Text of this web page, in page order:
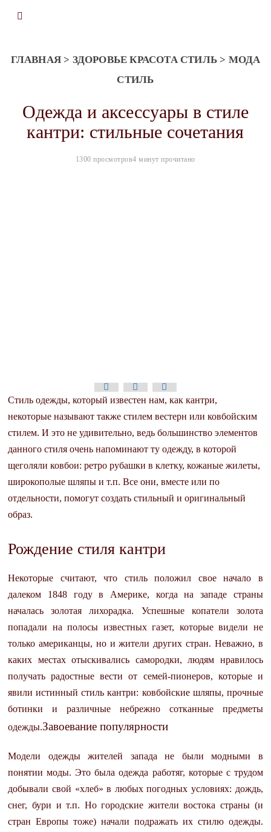
ГЛАВНАЯ> ЗДОРОВЬЕ КРАСОТА СТИЛЬ> МОДА
СТИЛЬ
Одежда и аксессуары в стиле
кантри: стильные сочетания
1300 просмотров4 минут прочитано
Стиль одежды, который известен нам, как кантри,
некоторые называют также стилем вестерн или ковбойским
стилем. И это не удивительно, ведь большинство элементов
данного стиля очень напоминают ту одежду, в которой
щеголяли ковбои: ретро рубашки в клетку, кожаные жилеты,
широкополые шляпы и т.п. Все они, вместе или по
отдельности, помогут создать стильный и оригинальный
образ.
Рождение стиля кантри
Некоторые считают, что стиль положил свое начало в
далеком 1848 году в Америке, когда на западе страны
началась золотая лихорадка. Успешные копатели золота
попадали на полосы известных газет, которые видели не
только американцы, но и жители других стран. Неважно, в
каких местах отыскивались самородки, людям нравилось
получать радостные вести от семей-пионеров, которые и
явили истинный стиль кантри: ковбойские шляпы, прочные
ботинки и различные небрежно сотканные предметы
одежды.Завоевание популярности
Модели одежды жителей запада не были модными в
понятии моды. Это была одежда работяг, которые с трудом
добывали свой «хлеб» в любых погодных условиях: дождь,
снег, бури и т.п. Но городские жители востока страны (и
стран Европы тоже) начали подражать их стилю одежды.